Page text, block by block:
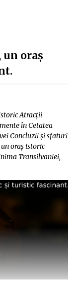
un oraș
Atracții
în Cetatea
Concluzii și sfaturi
oraș istoric
Transilvaniei,